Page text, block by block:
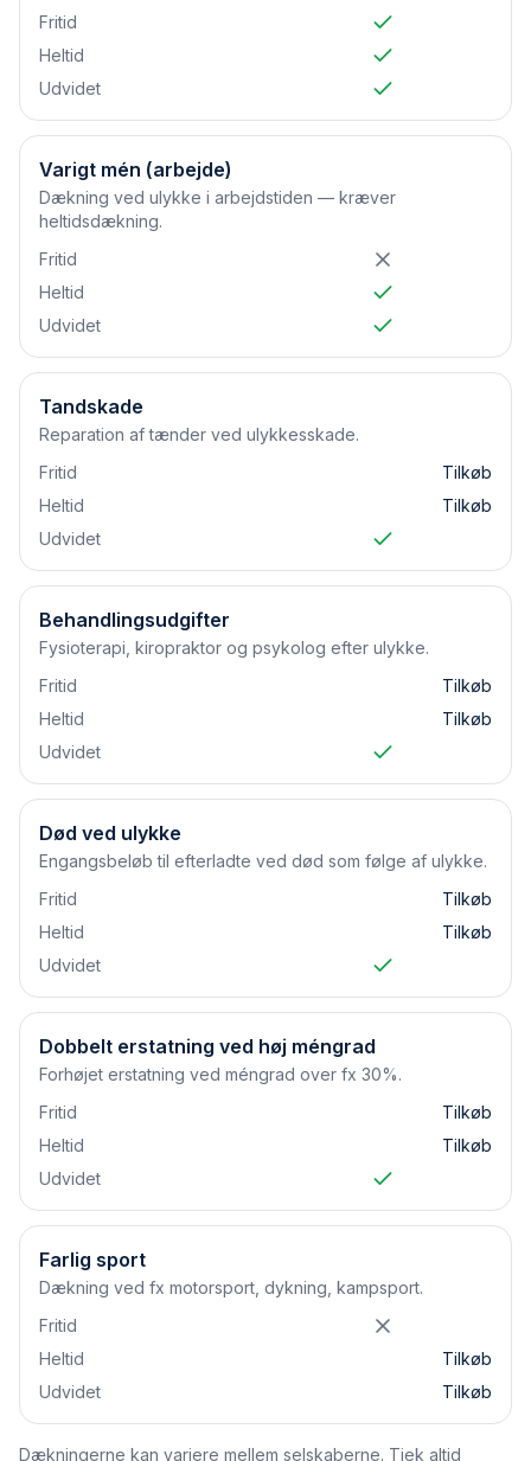
Fritid
Heltid
Udvidet
Varigt mén (arbejde)
Dækning ved ulykke i arbejdstiden — kræver
heltidsdækning.
Fritid
Heltid
Udvidet
Tandskade
Reparation af tænder ved ulykkesskade.
Fritid
Tilkøb
Heltid
Tilkøb
Udvidet
Behandlingsudgifter
Fysioterapi, kiropraktor og psykolog efter ulykke.
Fritid
Tilkøb
Heltid
Tilkøb
Udvidet
Død ved ulykke
Engangsbeløb til efterladte ved død som følge af ulykke.
Fritid
Tilkøb
Heltid
Tilkøb
Udvidet
Dobbelt erstatning ved høj méngrad
Forhøjet erstatning ved méngrad over fx 30%.
Fritid
Tilkøb
Heltid
Tilkøb
Udvidet
Farlig sport
Dækning ved fx motorsport, dykning, kampsport.
Fritid
Heltid
Tilkøb
Udvidet
Tilkøb
Dækningerne kan variere mellem selskaberne. Tjek altid